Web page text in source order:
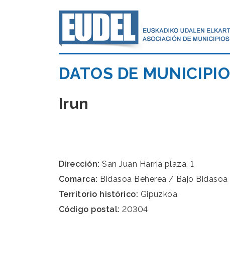
DATOS DE MUNICIPIO
Irun
Dirección: San Juan Harria plaza, 1
Comarca: Bidasoa Beherea / Bajo Bidasoa
Territorio histórico: Gipuzkoa
Código postal: 20304